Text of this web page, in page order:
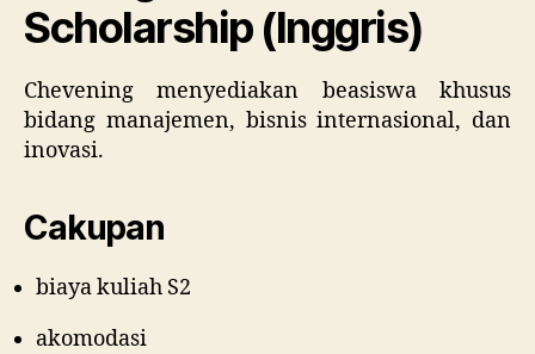
Scholarship (Inggris)
Chevening menyediakan beasiswa khusus
bidang manajemen, bisnis internasional, dan
inovasi.
Cakupan
biaya kuliah S2
akomodasi